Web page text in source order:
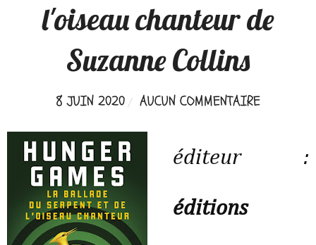
l'oiseau chanteur de
Suzanne Collins
8 JUIN 2020 AUCUN COMMENTAIRE
éditeur :
éditions